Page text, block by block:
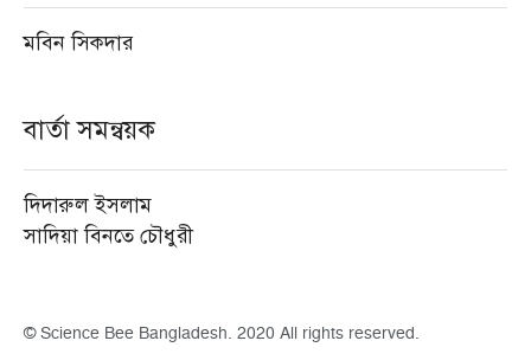
মবিন সিকদার
বার্তা সমন্বয়ক
দিদারুল ইসলাম
সাদিয়া বিনতে চৌধুরী
© Science Bee Bangladesh. 2020 All rights reserved.